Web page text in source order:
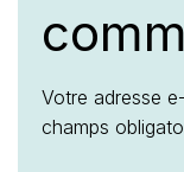
Votre adresse
champs